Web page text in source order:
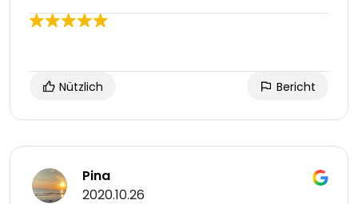
Nützlich Bericht
Pina
2020.10.26